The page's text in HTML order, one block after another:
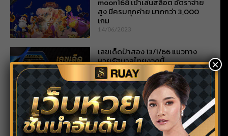
moon168 เข้าเล่นสล็อต อัตราจ่าย
สูง มีครบทุกค่าย มากกว่า 3,000
เกม
14/06/2023
เลขเด็ดป๋าสอง 13/1/66 แนวทาง
หวยรัฐบาลไทยงวดนี้
13/01/2023
เลขเด็ดเสือตกถังพลังเงินดี เลขเด็ด
งวดนี้ที่สุดในโลก 17 มกราคม 2565
05/01/2023
×